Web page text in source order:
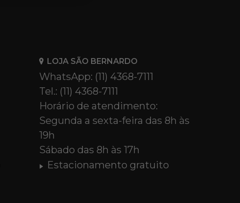
LOJA SÃO BERNARDO
WhatsApp: (11) 4368-7111
Tel.: (11) 4368-7111
Horário de atendimento:
Segunda a sexta-feira das 8h às
19h
Sábado das 8h às 17h
Estacionamento gratuito